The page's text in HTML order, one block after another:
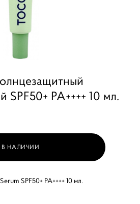
PA++++ 10 мл.
В НАЛИЧИИ
SPF50+ PA++++ 10 мл.